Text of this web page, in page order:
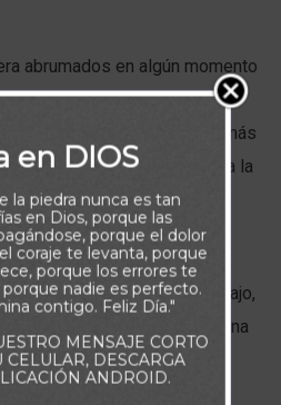
abrumados en algún momento
algo normal, que a todos
en los que nos ponemos más
a pesar de que no parezca la
que queremos, sólo
en los estudios, el trabajo,
percibiendo que de alguna
con el deseo de
para tomar un respiro y
en DIOS
la piedra nunca es tan
en Dios, porque las
porque el dolor
coraje te levanta, porque
porque los errores te
nadie es perfecto.
contigo. Feliz Día."
MENSAJE CORTO
DESCARGA
ANDROID.